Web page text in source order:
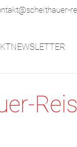
NEWSLETTER